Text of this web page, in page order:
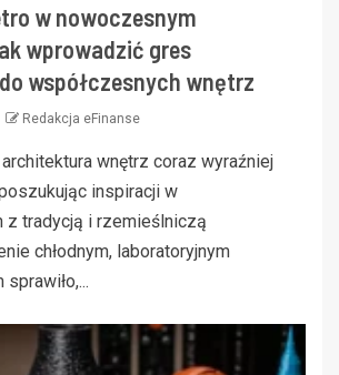
w nowoczesnym
wprowadzić gres
współczesnych wnętrz
Redakcja eFinanse
wnętrz coraz wyraźniej
inspiracji w
z tradycją i rzemieślniczą
chłodnym, laboratoryjnym